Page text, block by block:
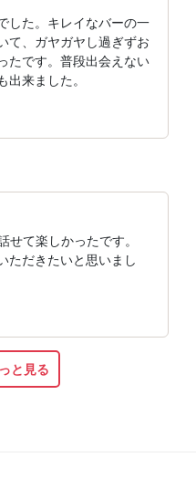
した。キレイなバーの一
て、ガヤガヤし過ぎずお
たです。普段出会えない
出来ました。
せて楽しかったです。
ただきたいと思いまし
と見る